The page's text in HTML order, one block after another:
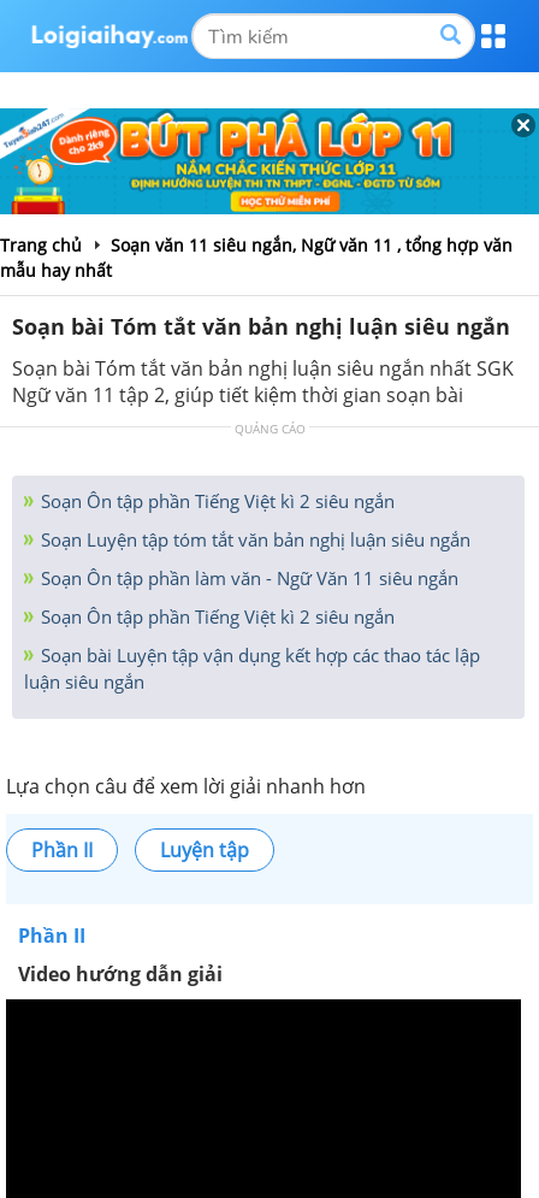
Trang chủ
Soạn văn 11 siêu ngắn, Ngữ văn 11 , tổng hợp văn
mẫu hay nhất
Soạn bài Tóm tắt văn bản nghị luận siêu ngắn
Soạn bài Tóm tắt văn bản nghị luận siêu ngắn nhất SGK
Ngữ văn 11 tập 2, giúp tiết kiệm thời gian soạn bài
QUẢNG CÁO
Soạn Ôn tập phần Tiếng Việt kì 2 siêu ngắn
Soạn Luyện tập tóm tắt văn bản nghị luận siêu ngắn
Soạn Ôn tập phần làm văn - Ngữ Văn 11 siêu ngắn
Soạn Ôn tập phần Tiếng Việt kì 2 siêu ngắn
Soạn bài Luyện tập vận dụng kết hợp các thao tác lập
luận siêu ngắn
Lựa chọn câu để xem lời giải nhanh hơn
Phần II Luyện tập
Phần II
Video hướng dẫn giải